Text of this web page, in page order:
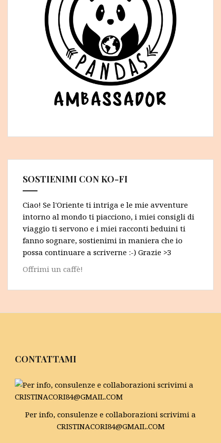
SOSTIENIMI CON KO-FI
Ciao! Se l'Oriente ti intriga e le mie avventure
intorno al mondo ti piacciono, i miei consigli di
viaggio ti servono e i miei racconti beduini ti
fanno sognare, sostienimi in maniera che io
possa continuare a scriverne :-) Grazie >3
Offrimi un caffè!
CONTATTAMI
Per info, consulenze e collaborazioni scrivimi a
CRISTINACORI84@GMAIL.COM